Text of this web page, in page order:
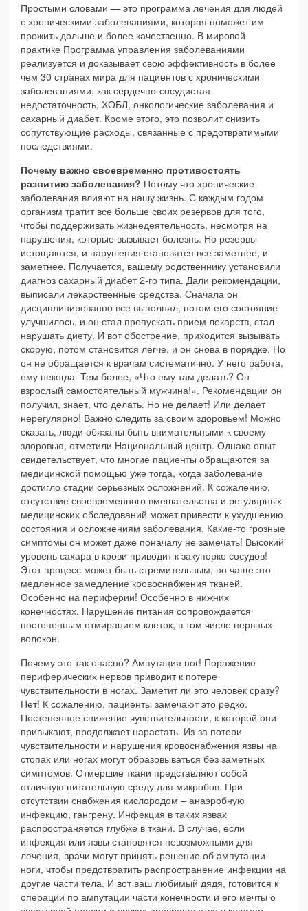
Простыми словами — это программа лечения для людей
с хроническими заболеваниями, которая поможет им
прожить дольше и более качественно. В мировой
практике Программа управления заболеваниями
реализуется и доказывает свою эффективность в более
чем 30 странах мира для пациентов с хроническими
заболеваниями, как сердечно-сосудистая
недостаточность, ХОБЛ, онкологические заболевания и
сахарный диабет. Кроме этого, это позволит снизить
сопутствующие расходы, связанные с предотвратимыми
последствиями.
Почему важно своевременно противостоять
развитию заболевания? Потому что хронические
заболевания влияют на нашу жизнь. С каждым годом
организм тратит все больше своих резервов для того,
чтобы поддерживать жизнедеятельность, несмотря на
нарушения, которые вызывает болезнь. Но резервы
истощаются, и нарушения становятся все заметнее, и
заметнее. Получается, вашему родственнику установили
диагноз сахарный диабет 2-го типа. Дали рекомендации,
выписали лекарственные средства. Сначала он
дисциплинированно все выполнял, потом его состояние
улучшилось, и он стал пропускать прием лекарств, стал
нарушать диету. И вот обострение, приходится вызывать
скорую, потом становится легче, и он снова в порядке. Но
он не обращается к врачам систематично. У него работа,
ему некогда. Тем более, «Что ему там делать? Он
взрослый самостоятельный мужчина!». Рекомендации он
получил, знает, что делать. Но не делает! Или делает
нерегулярно! Важно следить за своим здоровьем! Можно
сказать, люди обязаны быть внимательными к своему
здоровью, отметили Национальный центр. Однако опыт
свидетельствует, что многие пациенты обращаются за
медицинской помощью уже тогда, когда заболевание
достигло стадии серьезных осложнений. К сожалению,
отсутствие своевременного вмешательства и регулярных
медицинских обследований может привести к ухудшению
состояния и осложнениям заболевания. Какие-то грозные
симптомы он может даже поначалу не замечать! Высокий
уровень сахара в крови приводит к закупорке сосудов!
Этот процесс может быть стремительным, но чаще это
медленное замедление кровоснабжения тканей.
Особенно на периферии! Особенно в нижних
конечностях. Нарушение питания сопровождается
постепенным отмиранием клеток, в том числе нервных
волокон.
Почему это так опасно? Ампутация ног! Поражение
периферических нервов приводит к потере
чувствительности в ногах. Заметит ли это человек сразу?
Нет! К сожалению, пациенты замечают это редко.
Постепенное снижение чувствительности, к которой они
привыкают, продолжает нарастать. Из-за потери
чувствительности и нарушения кровоснабжения язвы на
стопах или ногах могут образовываться без заметных
симптомов. Отмершие ткани представляют собой
отличную питательную среду для микробов. При
отсутствии снабжения кислородом – анаэробную
инфекцию, гангрену. Инфекция в таких язвах
распространяется глубже в ткани. В случае, если
инфекция или язвы становятся невозможными для
лечения, врачи могут принять решение об ампутации
ноги, чтобы предотвратить распространение инфекции на
другие части тела. И вот ваш любимый дядя, готовится к
операции по ампутации части конечности и его мечты о